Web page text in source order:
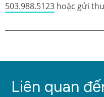
503.988.5123 hoặc gửi
Liên quan